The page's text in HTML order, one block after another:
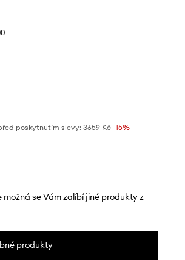
poskytnutím slevy: 3659 Kč -15%
se Vám zalíbí jiné produkty z
produkty